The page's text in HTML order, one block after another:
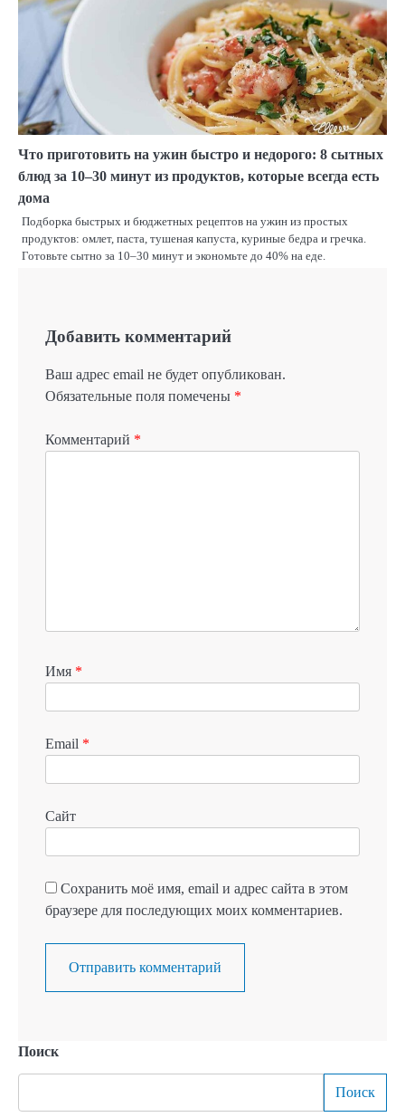
Что приготовить на ужин быстро и недорого: 8 сытных
блюд за 10–30 минут из продуктов, которые всегда есть
дома
Подборка быстрых и бюджетных рецептов на ужин из простых
продуктов: омлет, паста, тушеная капуста, куриные бедра и гречка.
Готовьте сытно за 10–30 минут и экономьте до 40% на еде.
Добавить комментарий
Ваш адрес email не будет опубликован.
Обязательные поля помечены *
Комментарий *
Имя *
Email *
Сайт
Сохранить моё имя, email и адрес сайта в этом
браузере для последующих моих комментариев.
Поиск
Поиск